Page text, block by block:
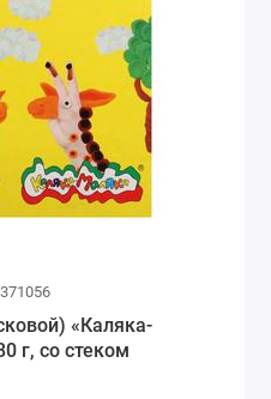
«Каляка-
г, со стеком